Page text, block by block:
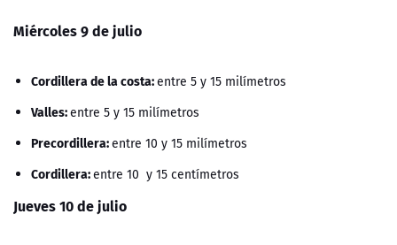
Miércoles 9 de julio
Cordillera de la costa:entre 5 y 15 milímetros
Valles:entre 5 y 15 milímetros
Precordillera:entre 10 y 15 milímetros
Cordillera:entre 10 y 15 centímetros
Jueves 10 de julio